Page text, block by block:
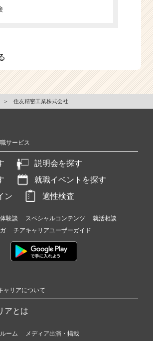
C
a
r）
＞ 住友精密工業株式会社
サービス
説明会を探す
就職イベントを探す
ン
適性検査
験談 スペシャルコンテンツ
就活相談
チアキャリアユーザーガイド
ャリアについて
アとは
ーム
メディア出演・掲載